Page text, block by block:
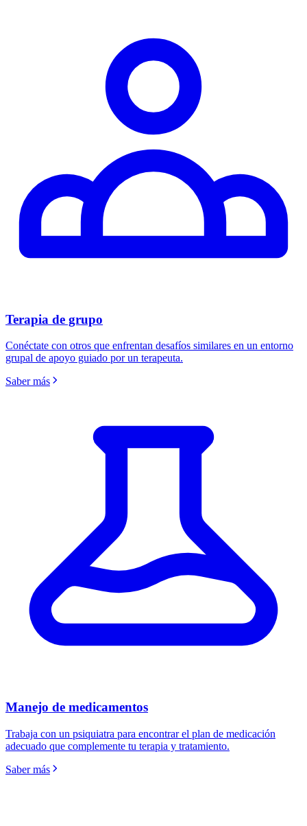
Terapia de grupo
Conéctate con otros que enfrentan desafíos similares en un entorno
grupal de apoyo guiado por un terapeuta.
Saber más
Manejo de medicamentos
Trabaja con un psiquiatra para encontrar el plan de medicación
adecuado que complemente tu terapia y tratamiento.
Saber más